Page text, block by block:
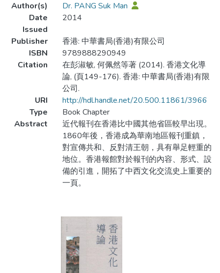
Author(s)
Dr. PANG Suk Man
Date
Issued
2014
Publisher
香港: 中華書局(香港)有限公司
ISBN
9789888290949
Citation
在彭淑敏, 何佩然等著 (2014). 香港文化導
論, (頁149-176). 香港: 中華書局(香港)有限
公司.
URI
http://hdl.handle.net/20.500.11861/3966
Type
Book Chapter
Abstract
近代報刊在香港比中國其他省區較早出現。
1860年後，香港成為華南地區報刊重鎮，
對宣傳共和、反對清王朝，具有舉足輕重的
地位。香港報館對於報刊的內容、形式、設
備的引進，開拓了中西文化交流史上重要的
一頁。